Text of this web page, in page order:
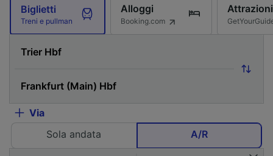
Biglietti
Treni e pullman
Alloggi
Booking.com
Attrazioni
Via
Sola andata
A/R